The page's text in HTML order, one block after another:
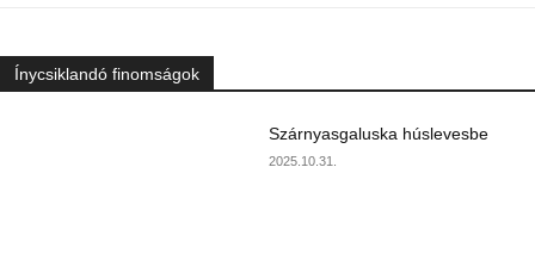
Ínycsiklandó finomságok
Szárnyasgaluska húslevesbe
2025.10.31.